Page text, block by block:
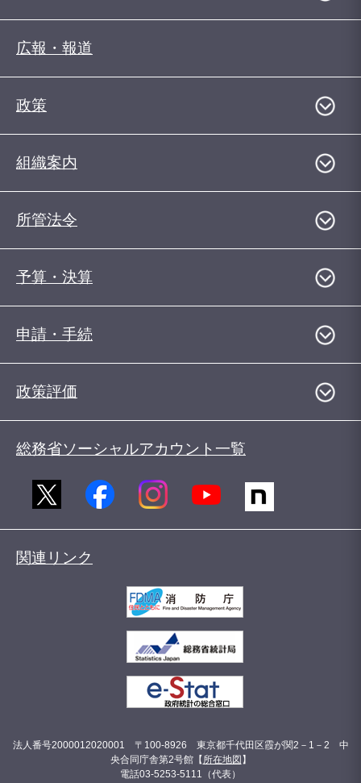
広報・報道
政策
組織案内
所管法令
予算・決算
申請・手続
政策評価
総務省ソーシャルアカウント一覧
関連リンク
法人番号2000012020001 〒100-8926 東京都千代田区霞が関2－1－2 中
央合同庁舎第2号館【 所在地図 】
電話03-5253-5111（代表）